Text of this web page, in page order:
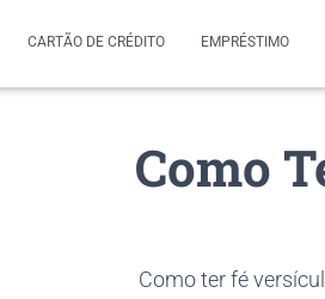
EMPRÉSTIMO
CARTÃO DE CRÉDITO
Como
Como ter fé